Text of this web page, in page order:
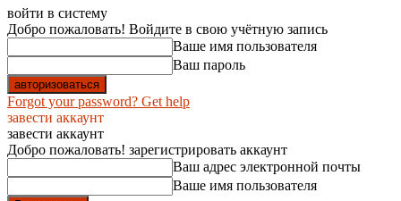
войти в систему
Добро пожаловать! Войдите в свою учётную запись
Ваше имя пользователя
Ваш пароль
Forgot your password? Get help
завести аккаунт
завести аккаунт
Добро пожаловать! зарегистрировать аккаунт
Ваш адрес электронной почты
Ваше имя пользователя